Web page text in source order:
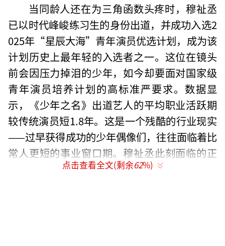
当同龄人还在为三角函数头疼时，穆祉丞
已以时代峰峻练习生的身份出道，并成功入选2
025年“星辰大海”青年演员优选计划，成为该
计划历史上最年轻的入选者之一。这位在镜头
前会因压力掉泪的少年，如今却要面对国家级
青年演员培养计划的高标准严要求。数据显
示，《少年之名》出道艺人的平均职业活跃期
较传统演员短1.8年。这是一个残酷的行业现实
——过早获得成功的少年偶像们，往往面临着比
常人更短的事业窗口期。穆祉丞此刻面临的正
是这种“高起点”与“长续航”之间的矛盾。
点击查看全文(剩余62%)